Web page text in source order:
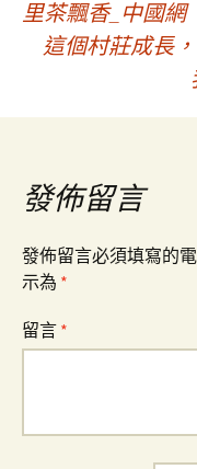
章
導
覽
里茶飄香_中國網
這個村莊成長
發佈留言
發佈留言必須填寫的
示為 *
留言 *